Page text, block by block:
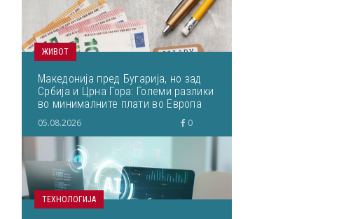
ЖИВОТ
Македонија пред Бугарија, но зад
Србија и Црна Гора: Големи разлики
во минималните плати во Европа
05.08.2026 0
ТЕХНОЛОГИЈА